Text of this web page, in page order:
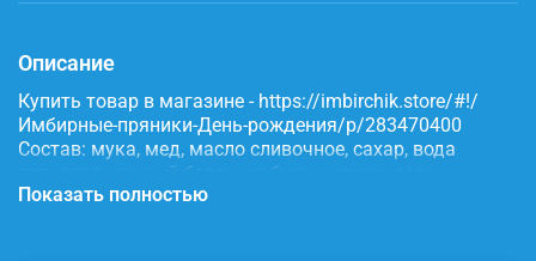
Описание
Купить товар в магазине - https://imbirchik.store/#!/
Имбирные-пряники-День-рождения/p/283470400
Состав: мука, мед, масло сливочное, сахар, вода
питьевая, яичный белок, имбирь, корица, сода,
пищевые красители.
Показать полностью